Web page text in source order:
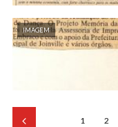
IMAGEM
1 2